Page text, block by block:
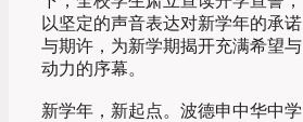
以坚定的声音表达对新学年的承诺
与期许，为新学期揭开充满希望与
动力的序幕。
新学年，新起点。波德申中华中学